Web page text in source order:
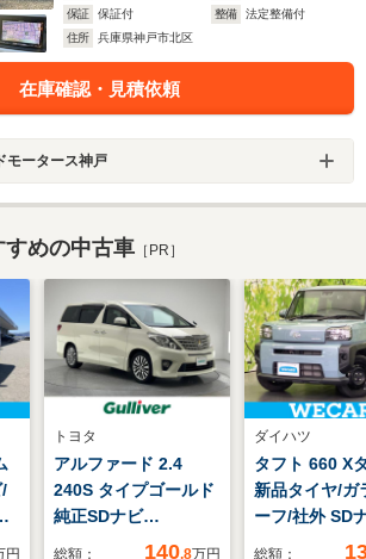
保証
保証付 整備
法定整備付
住所
兵庫県神戸市北区
在庫確認・見積依頼
モータース神戸
めの中古車 ［PR］
円
トヨタ
アルファード 2.4
240S タイプゴールド
純正SDナビ
(CD/DVD/Bluetooth/
総額： 140.8万円
ダイハツ
タフト 660 X
新品タイヤ/ガ
ーフ/社外 SD
マートアシス
総額：